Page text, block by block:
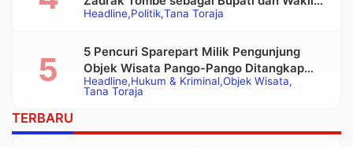
Headline Politik Tana Toraja
Bupati Tana Toraja Terpilih
Headline Hukum & Kriminal Objek Wisata
Tana Toraja
5 Pencuri Sparepart Milik Pengunjung
Objek Wisata Pango-Pango Ditangkap
Polisi
TERBARU